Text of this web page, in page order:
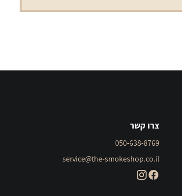
צרו קשר
050-638-8769
service@the-smokeshop.co.il